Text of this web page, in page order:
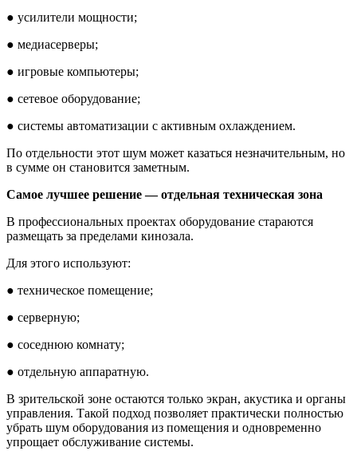
● усилители мощности;
● медиасерверы;
● игровые компьютеры;
● сетевое оборудование;
● системы автоматизации с активным охлаждением.
По отдельности этот шум может казаться незначительным, но
в сумме он становится заметным.
Самое лучшее решение — отдельная техническая зона
В профессиональных проектах оборудование стараются
размещать за пределами кинозала.
Для этого используют:
● техническое помещение;
● серверную;
● соседнюю комнату;
● отдельную аппаратную.
В зрительской зоне остаются только экран, акустика и органы
управления. Такой подход позволяет практически полностью
убрать шум оборудования из помещения и одновременно
упрощает обслуживание системы.